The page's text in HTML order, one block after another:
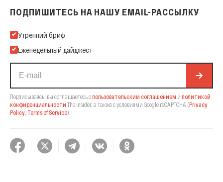
ПОДПИШИТЕСЬ НА НАШУ EMAIL-РАССЫЛКУ
Подпишитесь на нашу Email-рассылку
Утренний бриф
Еженедельный дайджест
Подписываясь, вы соглашаетесь спользовательским соглашением и политикой
конфиденциальности The Insider, а также с условиями Google reCAPTCHA (Privacy
Policy Terms of Service).